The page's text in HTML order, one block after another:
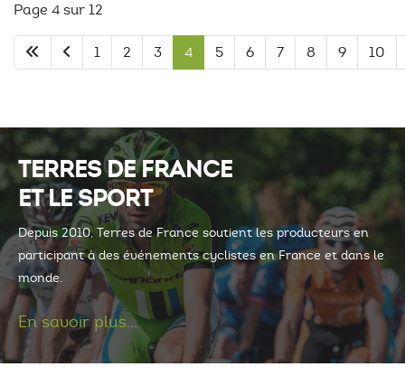
Page 4 sur 12
1 2 3 4 5 6 7 8 9 10
TERRES DE FRANCE
ET LE SPORT
Depuis 2010, Terres de France soutient les producteurs en
participant à des événements cyclistes en France et dans le
monde.
En savoir plus...